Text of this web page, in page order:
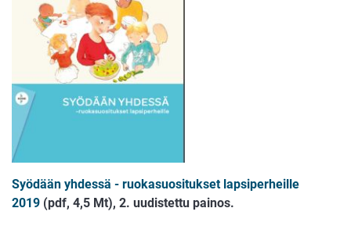
Syödään yhdessä - ruokasuositukset lapsiperheille
2019 (pdf, 4,5 Mt), 2. uudistettu painos.